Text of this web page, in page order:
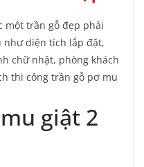
một trần gỗ đẹp phải
như diện tích lắp đặt,
chữ nhật, phòng khách
thi công trần gỗ pơ mu
giật 2